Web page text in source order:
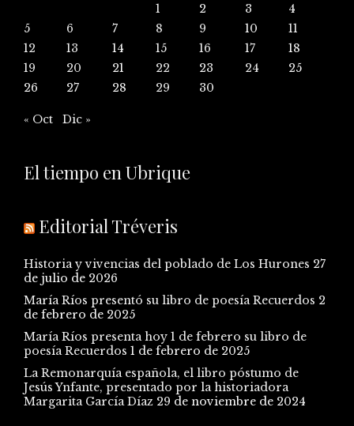
1
2 3
4
5
6 7 8 9 10
11
12
13 14 15 16 17
18
19
20 21 22 23 24
25
26
27 28 29 30
« Oct Dic »
El tiempo en Ubrique
Editorial Tréveris
Historia y vivencias del poblado de Los Hurones 27
de julio de 2026
María Ríos presentó su libro de poesía Recuerdos 2
de febrero de 2025
María Ríos presenta hoy 1 de febrero su libro de
poesía Recuerdos 1 de febrero de 2025
La Remonarquía española, el libro póstumo de
Jesús Ynfante, presentado por la historiadora
Margarita García Díaz 29 de noviembre de 2024